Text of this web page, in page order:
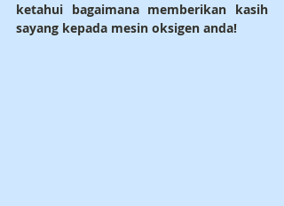
ketahui bagaimana memberikan kasih
sayang kepada mesin oksigen anda!